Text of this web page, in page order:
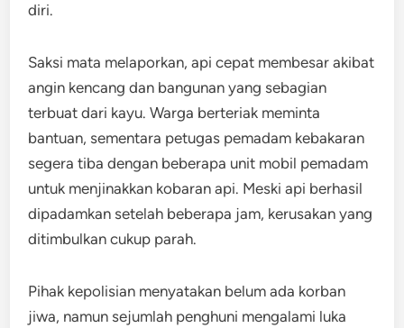
diri.
Saksi mata melaporkan, api cepat membesar akibat
angin kencang dan bangunan yang sebagian
terbuat dari kayu. Warga berteriak meminta
bantuan, sementara petugas pemadam kebakaran
segera tiba dengan beberapa unit mobil pemadam
untuk menjinakkan kobaran api. Meski api berhasil
dipadamkan setelah beberapa jam, kerusakan yang
ditimbulkan cukup parah.
Pihak kepolisian menyatakan belum ada korban
jiwa, namun sejumlah penghuni mengalami luka